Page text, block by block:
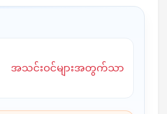
အသင်းဝင်များအတွက်သာ